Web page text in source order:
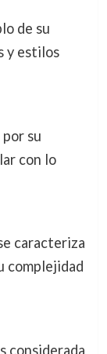
de su
y estilos
su
con lo
caracteriza
complejidad
considerada